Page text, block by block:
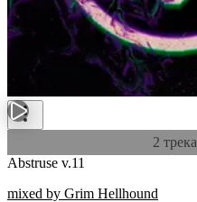
2 трека
Abstruse v.11
mixed by Grim Hellhound